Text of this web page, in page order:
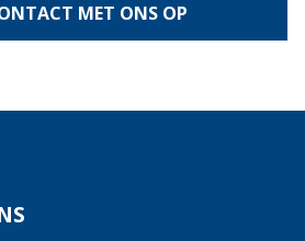
MET ONS OP